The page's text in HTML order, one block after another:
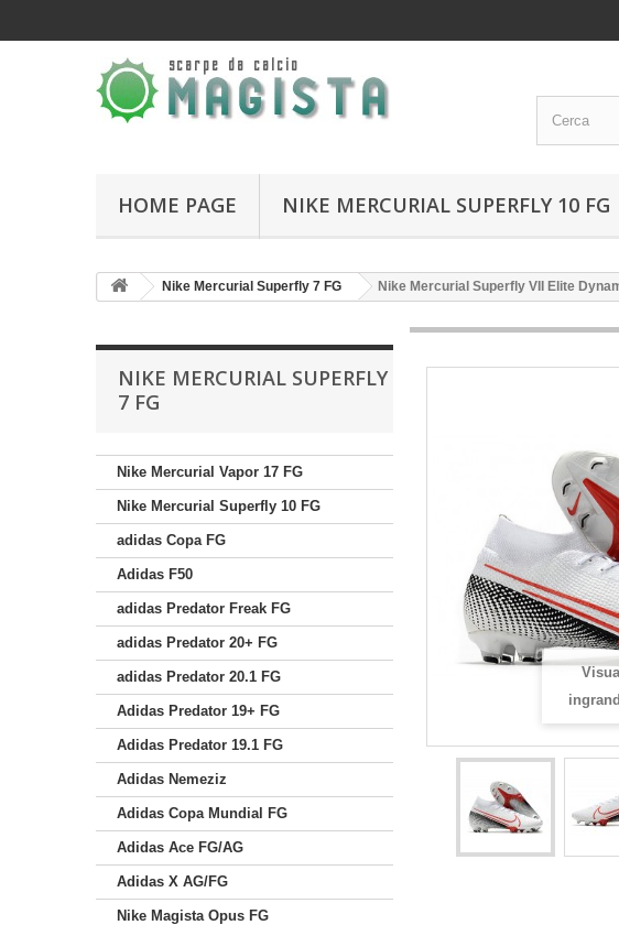
HOME PAGE NIKE MERCURIAL SUPERFLY 10 FG
Nike Mercurial Superfly 7 FG Nike Mercurial Superfly VII Elite
NIKE MERCURIAL SUPERFLY
7 FG
Nike Mercurial Vapor 17 FG
Nike Mercurial Superfly 10 FG
adidas Copa FG
Adidas F50
adidas Predator Freak FG
adidas Predator 20+ FG
adidas Predator 20.1 FG
Adidas Predator 19+ FG
Adidas Predator 19.1 FG
Adidas Nemeziz
Adidas Copa Mundial FG
Adidas Ace FG/AG
Adidas X AG/FG
Nike Magista Opus FG